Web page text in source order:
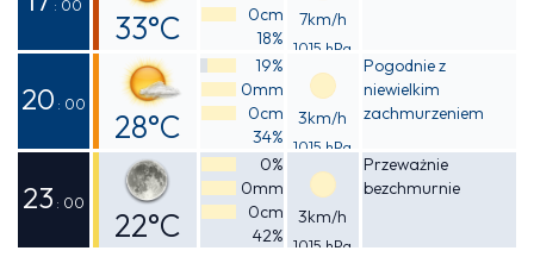
: 00
33°C
Odczuwalna
31°C
0cm
18%
7km/h
1015 hPa
20 : 00
28°C
Odczuwalna
28°C
19%
0mm
0cm
34%
3km/h
1015 hPa
Pogodnie z
niewielkim
zachmurzeniem
23 : 00
22°C
0%
0mm
0cm
42%
3km/h
1015 hPa
Przeważnie
bezchmurnie